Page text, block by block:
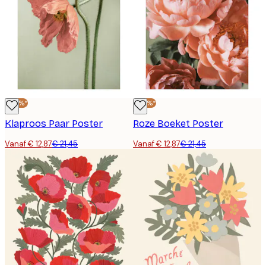
-40%*
Klaproos Paar Poster
Vanaf € 12,87€ 21,45
-40%*
Roze Boeket Poster
Vanaf € 12,87€ 21,45